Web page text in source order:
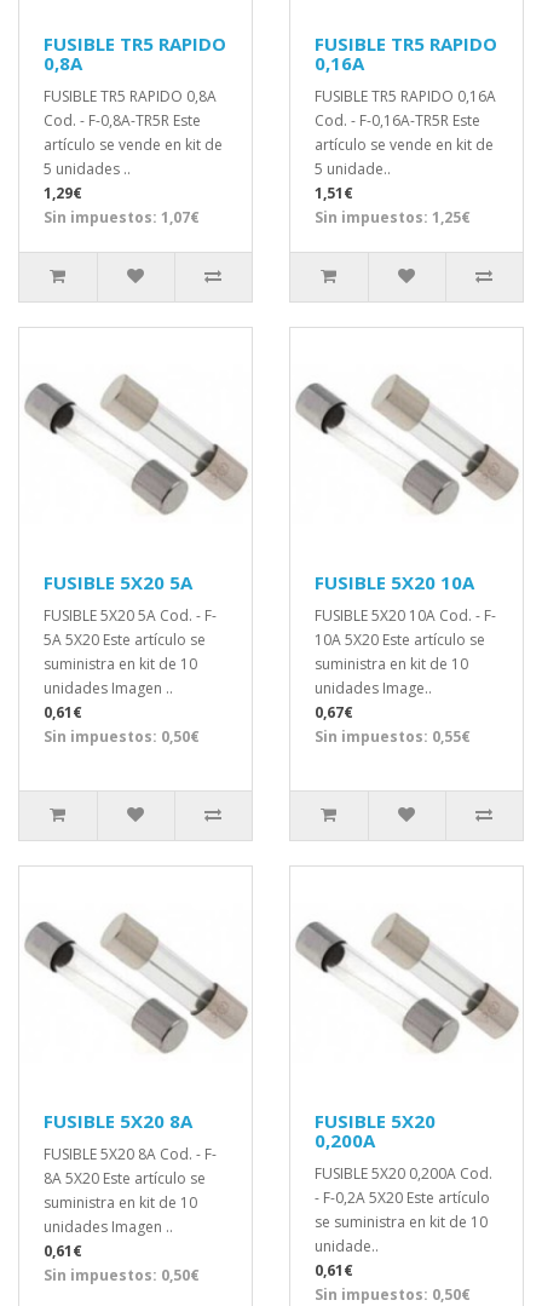
FUSIBLE TR5 RAPIDO
0,8A
FUSIBLE TR5 RAPIDO 0,8A
Cod. - F-0,8A-TR5R Este
artículo se vende en kit de
5 unidades ..
1,29€
Sin impuestos: 1,07€
FUSIBLE TR5 RAPIDO
0,16A
FUSIBLE TR5 RAPIDO 0,16A
Cod. - F-0,16A-TR5R Este
artículo se vende en kit de
5 unidade..
1,51€
Sin impuestos: 1,25€
FUSIBLE 5X20 5A
FUSIBLE 5X20 5A Cod. - F-
5A 5X20 Este artículo se
suministra en kit de 10
unidades Imagen ..
0,61€
Sin impuestos: 0,50€
FUSIBLE 5X20 10A
FUSIBLE 5X20 10A Cod. - F-
10A 5X20 Este artículo se
suministra en kit de 10
unidades Image..
0,67€
Sin impuestos: 0,55€
FUSIBLE 5X20 8A
FUSIBLE 5X20 8A Cod. - F-
8A 5X20 Este artículo se
suministra en kit de 10
unidades Imagen ..
0,61€
Sin impuestos: 0,50€
FUSIBLE 5X20
0,200A
FUSIBLE 5X20 0,200A Cod.
- F-0,2A 5X20 Este artículo
se suministra en kit de 10
unidade..
0,61€
Sin impuestos: 0,50€